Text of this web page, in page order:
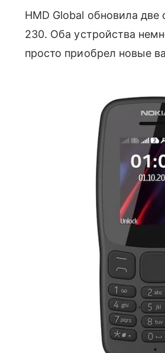
HMD Global обновила
230. Оба устройства
просто приобрел новые